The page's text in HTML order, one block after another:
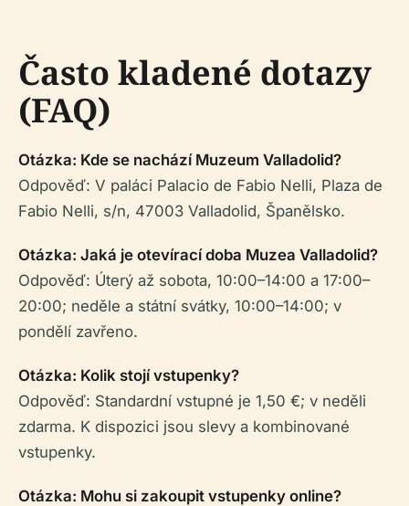
Často kladené dotazy
(FAQ)
Otázka: Kde se nachází Muzeum Valladolid?
Odpověď: V paláci Palacio de Fabio Nelli, Plaza de
Fabio Nelli, s/n, 47003 Valladolid, Španělsko.
Otázka: Jaká je otevírací doba Muzea Valladolid?
Odpověď: Úterý až sobota, 10:00–14:00 a 17:00–
20:00; neděle a státní svátky, 10:00–14:00; v
pondělí zavřeno.
Otázka: Kolik stojí vstupenky?
Odpověď: Standardní vstupné je 1,50 €; v neděli
zdarma. K dispozici jsou slevy a kombinované
vstupenky.
Otázka: Mohu si zakoupit vstupenky online?